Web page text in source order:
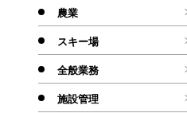
農業
スキー場
全般業務
施設管理